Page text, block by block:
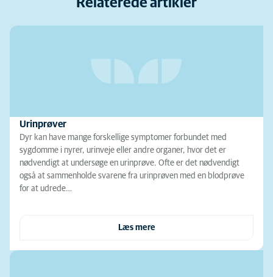
Relaterede artikler
Urinprøver
Dyr kan have mange forskellige symptomer forbundet med
sygdomme i nyrer, urinveje eller andre organer, hvor det er
nødvendigt at undersøge en urinprøve. Ofte er det nødvendigt
også at sammenholde svarene fra urinprøven med en blodprøve
for at udrede…
Læs mere